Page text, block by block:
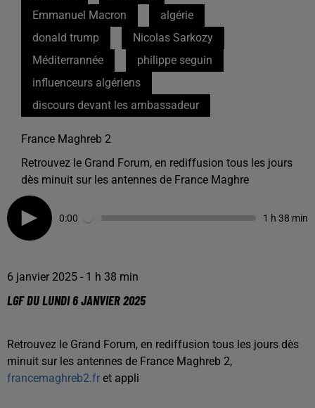
Emmanuel Macron
algérie
donald trump
Nicolas Sarkozy
Méditerrannée
philippe seguin
influenceurs algériens
discours devant les ambassadeur
France Maghreb 2
Retrouvez le Grand Forum, en rediffusion tous les jours
dès minuit sur les antennes de France Maghre
0:00 1 h 38 min
6 janvier 2025 - 1 h 38 min
LGF DU LUNDI 6 JANVIER 2025
Retrouvez le Grand Forum, en rediffusion tous les jours dès
minuit sur les antennes de France Maghreb 2,
francemaghreb2.fr et appli